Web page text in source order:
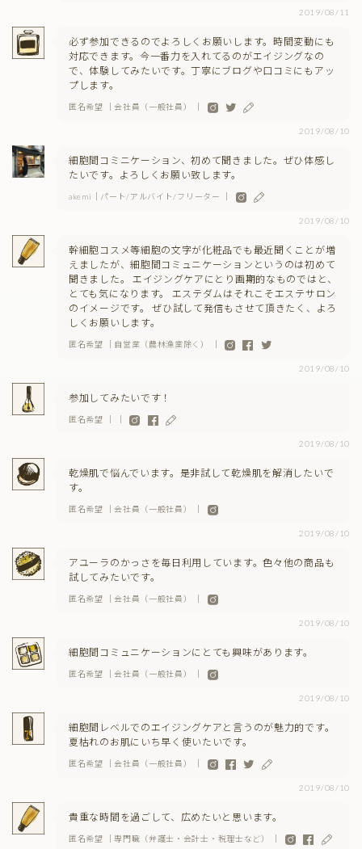
2019/08/11
必ず参加できるのでよろしくお願いします。時間変動にも
対応できます。今一番力を入れてるのがエイジングなの
で、体験してみたいです。丁寧にブログや口コミにもアッ
プします。
匿名希望 ｜会社員（一般社員） ｜
2019/08/10
細胞間コミニケーション、初めて聞きました。ぜひ体感し
たいです。よろしくお願い致します。
akemi｜パート/アルバイト/フリーター ｜
2019/08/10
幹細胞コスメ等細胞の文字が化粧品でも最近聞くことが増
えましたが、細胞間コミュニケーションというのは初めて
聞きました。 エイジングケアにとり画期的なものではと、
とても気になります。 エステダムはそれこそエステサロン
のイメージです。 ぜひ試して発信もさせて頂きたく、よろ
しくお願いします。
匿名希望 ｜自営業（農林漁業除く） ｜
2019/08/10
参加してみたいです！
匿名希望 ｜ ｜
2019/08/10
乾燥肌で悩んでいます。是非試して乾燥肌を解消したいで
す。
匿名希望 ｜会社員（一般社員） ｜
2019/08/10
アユーラのかっさを毎日利用しています。色々他の商品も
試してみたいです。
匿名希望 ｜会社員（一般社員） ｜
2019/08/10
細胞間コミュニケーションにとても興味があります。
匿名希望 ｜会社員（一般社員） ｜
2019/08/10
細胞間レベルでのエイジングケアと言うのが魅力的です。
夏枯れのお肌にいち早く使いたいです。
匿名希望 ｜会社員（一般社員） ｜
2019/08/10
貴重な時間を過ごして、広めたいと思います。
匿名希望 ｜専門職（弁護士・会計士・税理士など） ｜